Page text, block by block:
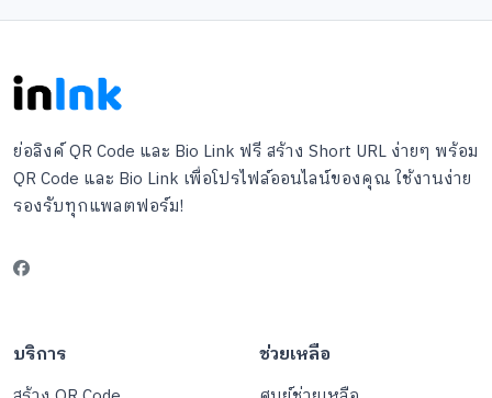
ย่อลิงค์ QR Code และ Bio Link ฟรี สร้าง Short URL ง่ายๆ พร้อม
QR Code และ Bio Link เพื่อโปรไฟล์ออนไลน์ของคุณ ใช้งานง่าย
รองรับทุกแพลตฟอร์ม!
บริการ ช่วยเหลือ